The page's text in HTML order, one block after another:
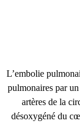
L’embolie
pulmonaires par
artères de la
désoxygéné du